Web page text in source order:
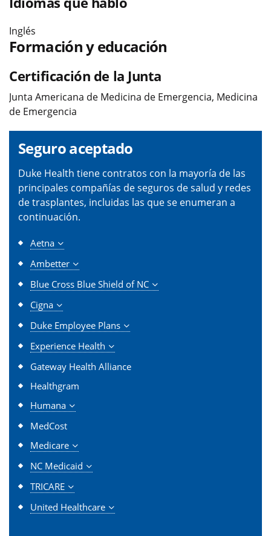
Inglés
Formación y educación
Certificación de la Junta
Junta Americana de Medicina de Emergencia, Medicina
de Emergencia
Seguro aceptado
Duke Health tiene contratos con la mayoría de las
principales compañías de seguros de salud y redes
de trasplantes, incluidas las que se enumeran a
continuación.
Aetna
Ambetter
Blue Cross Blue Shield of NC
Cigna
Duke Employee Plans
Experience Health
Gateway Health Alliance
Healthgram
Humana
MedCost
Medicare
NC Medicaid
TRICARE
United Healthcare